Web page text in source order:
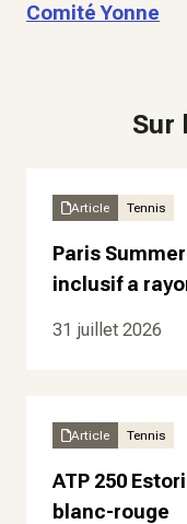
Comité Yonne
Sur
Article Tennis
Paris
inclusif a
31 juillet 2026
Article Tennis
ATP 250
blanc-rouge